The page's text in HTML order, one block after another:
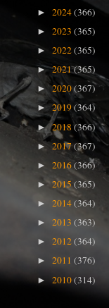
► 2024(366)
► 2023 (365)
► 2022(365)
►2021(365)
►2020(367)
► 2019(364)
►2018(366)
►2017(367)
► 2016(366)
► 2015(365)
► 2014(364)
► 2013 (363)
► 2012(364)
► 2011 (376)
► 2010(314)